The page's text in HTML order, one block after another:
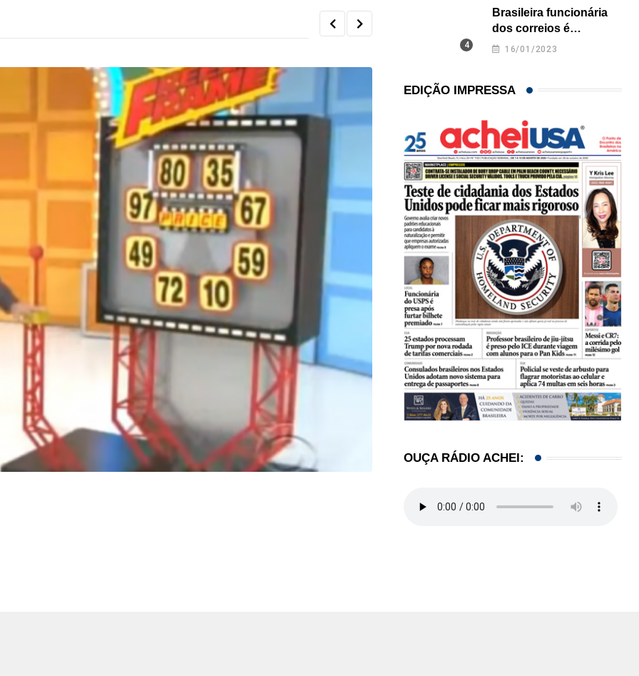
Brasileira funcionária
dos correios é
assassinada a facadas
16/01/2023
EDIÇÃO IMPRESSA
OUÇA RÁDIO ACHEI: